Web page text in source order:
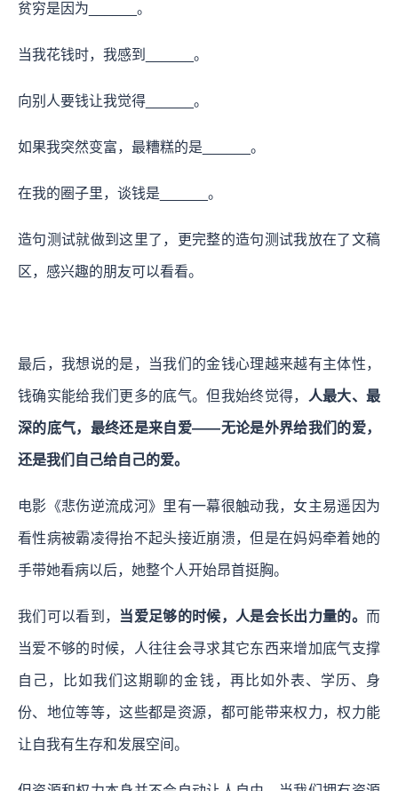
贫穷是因为______。
当我花钱时，我感到______。
向别人要钱让我觉得______。
如果我突然变富，最糟糕的是______。
在我的圈子里，谈钱是______。
造句测试就做到这里了，更完整的造句测试我放在了文稿
区，感兴趣的朋友可以看看。
最后，我想说的是，当我们的金钱心理越来越有主体性，
钱确实能给我们更多的底气。但我始终觉得， 人最大、最
深的底气，最终还是来自爱——无论是外界给我们的爱，
还是我们自己给自己的爱。
电影《悲伤逆流成河》里有一幕很触动我，女主易遥因为
看性病被霸凌得抬不起头接近崩溃，但是在妈妈牵着她的
手带她看病以后，她整个人开始昂首挺胸。
我们可以看到， 当爱足够的时候，人是会长出力量的。 而
当爱不够的时候，人往往会寻求其它东西来增加底气支撑
自己，比如我们这期聊的金钱，再比如外表、学历、身
份、地位等等，这些都是资源，都可能带来权力，权力能
让自我有生存和发展空间。